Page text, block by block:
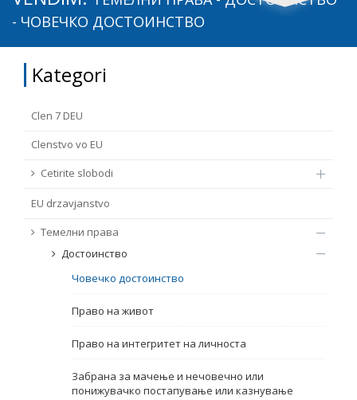
LUFTA KUNDËR KORRUPSIONIT
TË DREJTA THEMELORE
Kërko
Fushë / lëmi
Burim
Tip
Nga rrjeti 23
Data e shpalljes
- ЧОВЕЧКО ДОСТОИНСТВО
Kategori
Clen 7 DEU
Clenstvo vo EU
Cetirite slobodi
EU drzavјanstvo
Темелни права
Достоинство
Човечко достоинство
Право на живот
Право на интегритет на личноста
Забрана за мачење и нечовечно или
понижувачко постапување или казнување